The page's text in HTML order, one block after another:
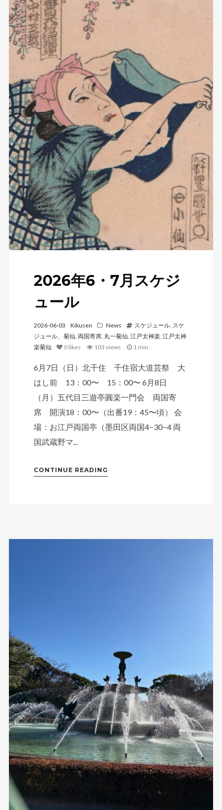
2026年6・7月スケジ
ュール
2026-06-03 Kikusen News スケジュール, スケ
ジュール、菊仙, 両国寄席, 丸一菊仙, 江戸太神楽, 江戸太神
楽菊仙
0 likes 103 views 1 min
6月7日（日）北千住 千住宿大道芸祭 大
はし前 13：00〜 15：00〜 6月8日
（月）五代目三遊亭圓楽一門会 両国寄
席 開演18：00〜（出番19：45〜頃） 会
場：お江戸両国亭（墨田区両国4−30−4 両
国武蔵野マ...
CONTINUE READING